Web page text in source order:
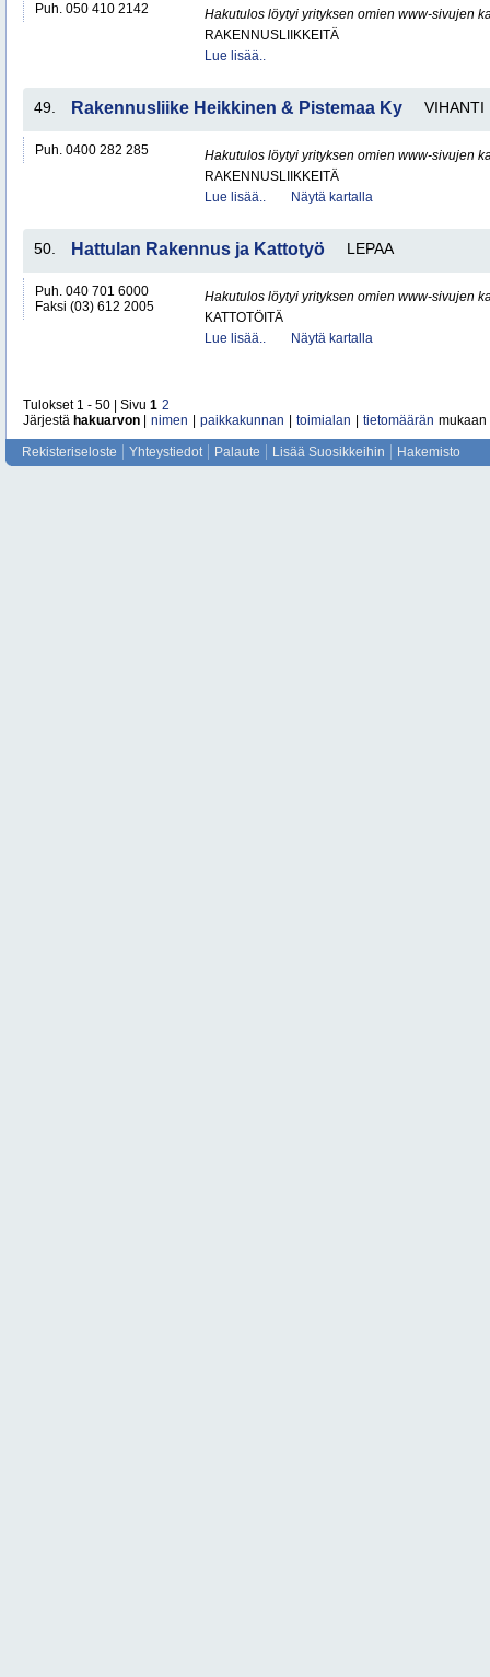
Puh. 050 410 2142
Hakutulos löytyi yrityksen omien www-sivujen
RAKENNUSLIIKKEITÄ
Lue lisää..
49. Rakennusliike Heikkinen & Pistemaa Ky VIHANTI
Puh. 0400 282 285
Hakutulos löytyi yrityksen omien www-sivujen
RAKENNUSLIIKKEITÄ
Lue lisää..
Näytä kartalla
50. Hattulan Rakennus ja Kattotyö LEPAA
Puh. 040 701 6000
Faksi (03) 612 2005
Hakutulos löytyi yrityksen omien www-sivujen
KATTOTÖITÄ
Lue lisää..
Näytä kartalla
Tulokset 1 - 50 | Sivu 1 2
Järjestä hakuarvon nimen paikkakunnan toimialan tietomäärän mukaan
Rekisteriseloste Yhteystiedot Palaute Lisää Suosikkeihin Hakemisto